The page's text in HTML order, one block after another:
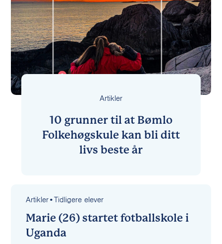
Artikler
10 grunner til at Bømlo
Folkehøgskule kan bli ditt
livs beste år
Artikler•Tidligere elever
Marie (26) startet fotballskole i
Uganda